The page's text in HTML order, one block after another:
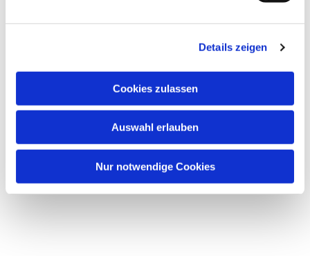
Details zeigen
Cookies zulassen
Auswahl erlauben
Nur notwendige Cookies